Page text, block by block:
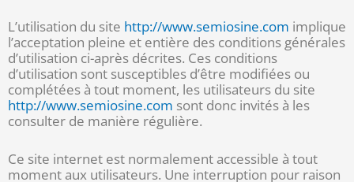
L’utilisation du site http://www.semiosine.com implique
l’acceptation pleine et entière des conditions générales
d’utilisation ci-après décrites. Ces conditions
d’utilisation sont susceptibles d’être modifiées ou
complétées à tout moment, les utilisateurs du site
http://www.semiosine.com sont donc invités à les
consulter de manière régulière.
Ce site internet est normalement accessible à tout
moment aux utilisateurs. Une interruption pour raison